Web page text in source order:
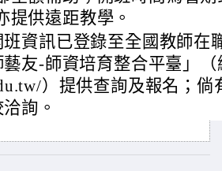
提供遠距教學。
資訊已登錄至全國教師在
藝友-師資培育整合平臺」
）提供查詢及報名；
詢。